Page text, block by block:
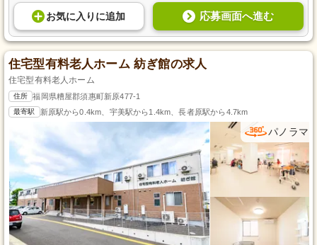
お気に入り に追加 応募画面へ進む
住宅型有料老人ホーム 紡ぎ館の求人
住宅型有料老人ホーム
住所 福岡県糟屋郡須惠町新原477-1
最寄駅 新原駅から0.4km、宇美駅から1.4km、長者原駅から4.7km
パノラマ